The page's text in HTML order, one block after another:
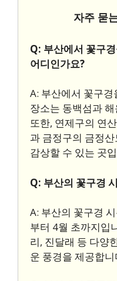
자주 묻
Q: 부산에서 꽃구
어디인가요?
A: 부산에서 꽃구
장소는 동백섬과
또한, 연제구의 연
과 금정구의 금정
감상할 수 있는 곳
Q: 부산의 꽃구경
A: 부산의 꽃구경
부터 4월 초까지입
리, 진달래 등 다양
운 풍경을 제공합니